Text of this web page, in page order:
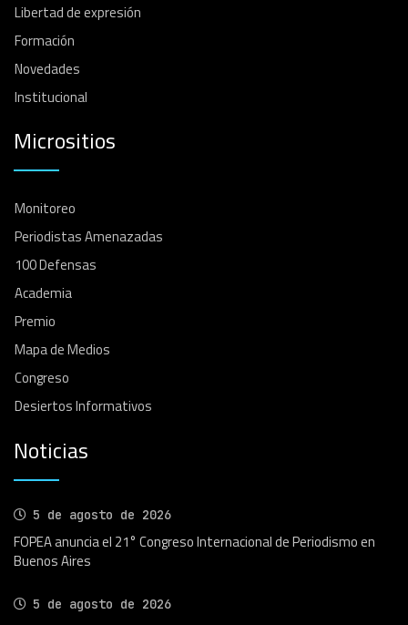
Libertad de expresión
Formación
Novedades
Institucional
Micrositios
Monitoreo
Periodistas Amenazadas
100 Defensas
Academia
Premio
Mapa de Medios
Congreso
Desiertos Informativos
Noticias
5 de agosto de 2026
FOPEA anuncia el 21° Congreso Internacional de Periodismo en
Buenos Aires
5 de agosto de 2026